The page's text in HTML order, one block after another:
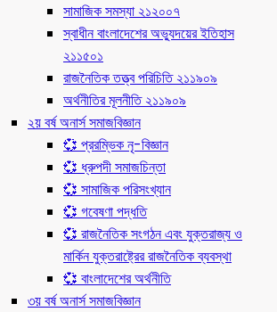
সামাজিক সমস্যা ২১২০০৭
স্বাধীন বাংলাদেশের অভ্যুদয়ের ইতিহাস
২১১৫০১
রাজনৈতিক তত্ত্ব পরিচিতি ২১১৯০৯
অর্থনীতির মূলনীতি ২১১৯০৯
২য় বর্ষ অনার্স সমাজবিজ্ঞান
💞 প্ররম্ভিক নৃ-বিজ্ঞান
💞 ধ্রুপদী সমাজচিন্তা
💞 সামাজিক পরিসংখ্যান
💞 গবেষণা পদ্ধতি
💞 রাজনৈতিক সংগঠন এবং যুক্তরাজ্য ও
মার্কিন যুক্তরাষ্ট্রের রাজনৈতিক ব্যবস্থা
💞 বাংলাদেশের অর্থনীতি
৩য় বর্ষ অনার্স সমাজবিজ্ঞান